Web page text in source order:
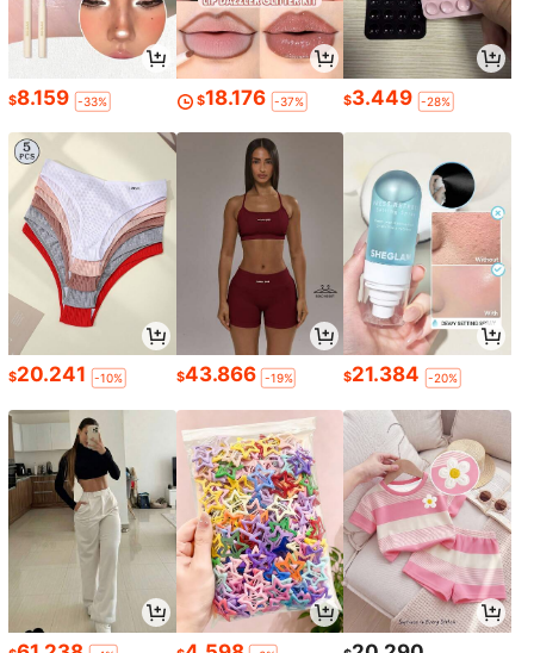
$8.159 -33% $18.176 -37% $3.449 -28%
$20.241 -10% $43.866 -19% $21.384 -20%